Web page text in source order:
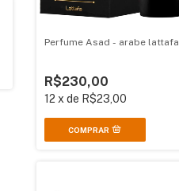
Perfume Asad - arabe lattafa
R$230,00
12 xde R$23,00